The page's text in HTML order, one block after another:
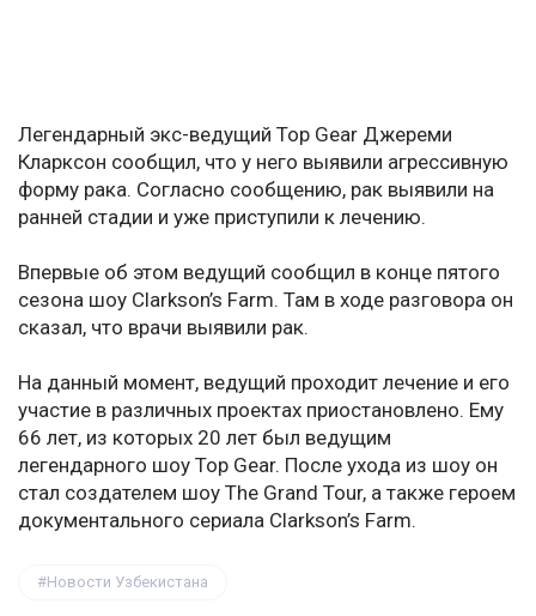
Легендарный экс-ведущий Top Gear Джереми
Кларксон сообщил, что у него выявили агрессивную
форму рака. Согласно сообщению, рак выявили на
ранней стадии и уже приступили к лечению.
Впервые об этом ведущий сообщил в конце пятого
сезона шоу Clarkson’s Farm. Там в ходе разговора он
сказал, что врачи выявили рак.
На данный момент, ведущий проходит лечение и его
участие в различных проектах приостановлено. Ему
66 лет, из которых 20 лет был ведущим
легендарного шоу Top Gear. После ухода из шоу он
стал создателем шоу The Grand Tour, а также героем
документального сериала Clarkson’s Farm.
Новости Узбекистана